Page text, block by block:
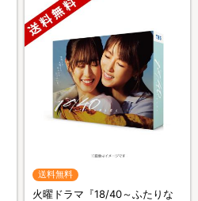
送料無料
火曜ドラマ『18/40～ふたりな